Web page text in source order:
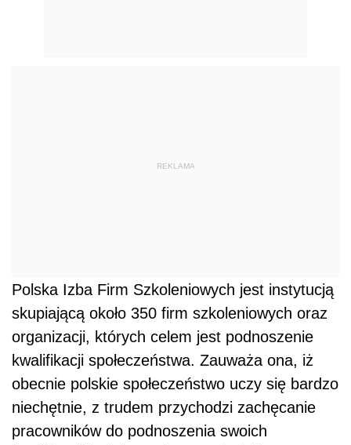
REKLAMA
Polska Izba Firm Szkoleniowych jest instytucją
skupiającą około 350 firm szkoleniowych oraz
organizacji, których celem jest podnoszenie
kwalifikacji społeczeństwa. Zauważa ona, iż
obecnie polskie społeczeństwo uczy się bardzo
niechętnie, z trudem przychodzi zachęcanie
pracowników do podnoszenia swoich